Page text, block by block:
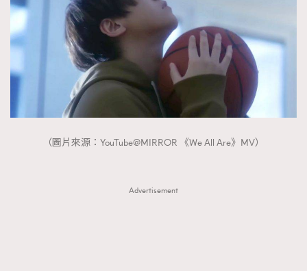
（圖片來源：YouTube@MIRROR 《We All Are》MV）
Advertisement